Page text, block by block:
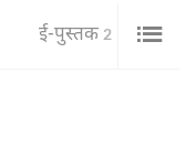
ई-पुस्तक 2